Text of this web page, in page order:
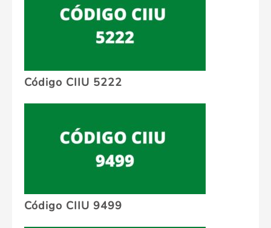
Código CIIU 5222
Código CIIU 9499